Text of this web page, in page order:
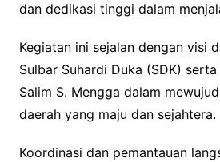
dan dedikasi tinggi dalam
Kegiatan ini sejalan dengan visi
Sulbar Suhardi Duka (SDK)
Salim S. Mengga dalam
daerah yang maju dan sejahtera.
Koordinasi dan pemantauan